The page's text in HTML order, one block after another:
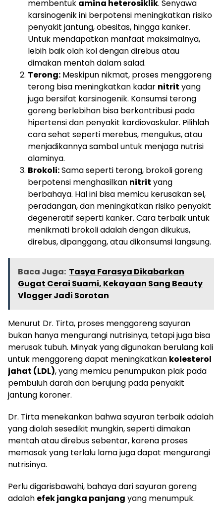
membentuk amina heterosiklik. Senyawa
karsinogenik ini berpotensi meningkatkan risiko
penyakit jantung, obesitas, hingga kanker.
Untuk mendapatkan manfaat maksimalnya,
lebih baik olah kol dengan direbus atau
dimakan mentah dalam salad.
Terong: Meskipun nikmat, proses menggoreng
terong bisa meningkatkan kadar nitrit yang
juga bersifat karsinogenik. Konsumsi terong
goreng berlebihan bisa berkontribusi pada
hipertensi dan penyakit kardiovaskular. Pilihlah
cara sehat seperti merebus, mengukus, atau
menjadikannya sambal untuk menjaga nutrisi
alaminya.
Brokoli:Sama seperti terong, brokoli goreng
berpotensi menghasilkan nitrit yang
berbahaya. Hal ini bisa memicu kerusakan sel,
peradangan, dan meningkatkan risiko penyakit
degeneratif seperti kanker. Cara terbaik untuk
menikmati brokoli adalah dengan dikukus,
direbus, dipanggang, atau dikonsumsi langsung.
Baca Juga: Tasya Farasya Dikabarkan
Gugat Cerai Suami, Kekayaan Sang Beauty
Vlogger Jadi Sorotan
Menurut Dr. Tirta, proses menggoreng sayuran
bukan hanya mengurangi nutrisinya, tetapi juga bisa
merusak tubuh. Minyak yang digunakan berulang kali
untuk menggoreng dapat meningkatkan kolesterol
jahat (LDL), yang memicu penumpukan plak pada
pembuluh darah dan berujung pada penyakit
jantung koroner.
Dr. Tirta menekankan bahwa sayuran terbaik adalah
yang diolah sesedikit mungkin, seperti dimakan
mentah atau direbus sebentar, karena proses
memasak yang terlalu lama juga dapat mengurangi
nutrisinya.
Perlu digarisbawahi, bahaya dari sayuran goreng
adalah efek jangka panjang yang menumpuk.